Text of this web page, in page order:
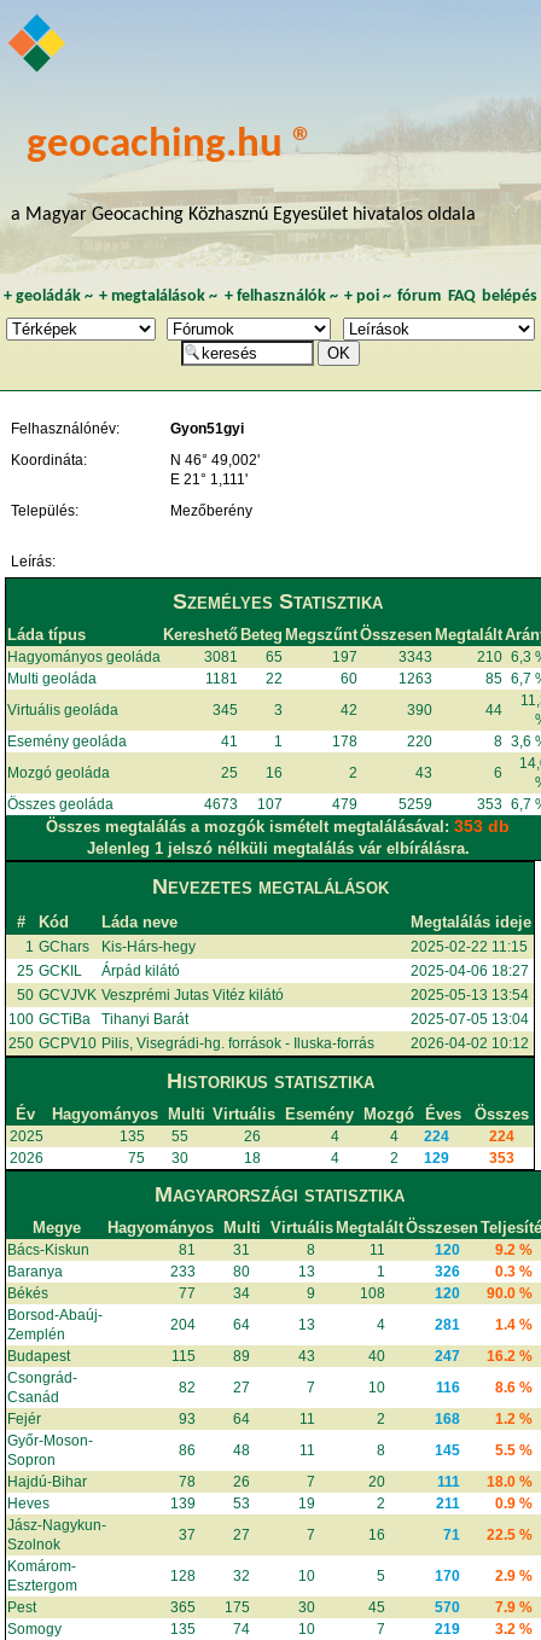
geocaching.hu ®
a Magyar Geocaching Közhasznú Egyesület hivatalos oldala
+ geoládák~ +megtalálások~ +felhasználók~ +poi~ fórum FAQ belépés
Felhasználónév:
Gyon51gyi
Koordináta:
N 46° 49,002'
E 21° 1,111'
Település:
Mezőberény
Leírás:
Személyes Statisztika
Láda típus Kereshető Beteg MegszűntÖsszesen Megtalált
Hagyományos geoláda 3081 65 197 3343 210 6,3
Multi geoláda
1181 22 60 1263 85 6,7
Virtuális geoláda
345 3 42 390 44
Esemény geoláda
41 1 178 220 8 3,6
Mozgó geoláda
25 16 2 43 6
Összes geoláda
4673 107 479 5259 353 6,7
Összes megtalálás a mozgók ismételt megtalálásával:353 db
Jelenleg 1 jelszó nélküli megtalálás vár elbírálásra.
Nevezetes megtalálások
# Kód Láda neve Megtalálás ideje
1 GChars Kis-Hárs-hegy
2025-02-22 11:15
25 GCKIL Árpád kilátó
2025-04-06 18:27
50 GCVJVK Veszprémi Jutas Vitéz kilátó
2025-05-13 13:54
100 GCTiBa Tihanyi Barát
2025-07-05 13:04
250 GCPV10 Pilis, Visegrádi-hg. források - Iluska-forrás 2026-04-02 10:12
Historikus statisztika
Év Hagyományos Multi Virtuális Esemény Mozgó Éves Összes
2025 135 55 26 4 4 224
224
2026
75 30 18 4 2 129 353
Magyarországi statisztika
Megye Hagyományos Multi Virtuális MegtaláltÖsszesen
Bács-Kiskun 81 31 8 11 120
9.2 %
Baranya
233 80 13 1 326
0.3 %
Békés
77 34 9 108 120
90.0 %
Borsod-Abaúj-
Zemplén
204 64 13 4 281
1.4 %
Budapest
115 89 43 40 247
16.2 %
Csongrád-
Csanád
82 27 7 10 116
8.6 %
Fejér
93 64 11 2 168
1.2 %
Győr-Moson-
Sopron
86 48 11 8 145
5.5 %
Hajdú-Bihar
78 26 7 20 111
18.0 %
Heves
139 53 19 2 211
0.9 %
Jász-Nagykun-
Szolnok
37 27 7 16 71
22.5 %
Komárom-
Esztergom
128 32 10 5 170
2.9 %
Pest
365 175 30 45 570
7.9 %
Somogy
135 74 10 7 219
3.2 %